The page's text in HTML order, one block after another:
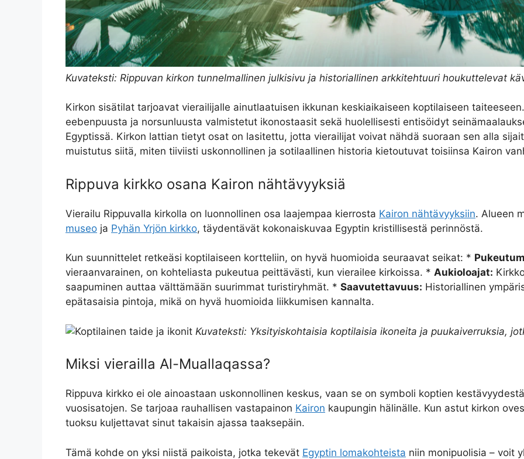
Kuvateksti: Rippuvan kirkon tunnelmallinen julkisivu ja historiallinen arkkitehtuuri houkuttelevat
Kirkon sisätilat tarjoavat vierailijalle ainutlaatuisen ikkunan keskiaikaiseen koptilaiseen
eebenpuusta ja norsunluusta valmistetut ikonostaasit sekä huolellisesti entisöidyt
Egyptissä. Kirkon lattian tietyt osat on lasitettu, jotta vierailijat voivat nähdä suoraan sen alla
muistutus siitä, miten tiiviisti uskonnollinen ja sotilaallinen historia kietoutuvat toisiinsa Kairon
Rippuva kirkko osana Kairon nähtävyyksiä
Vierailu Rippuvalla kirkolla on luonnollinen osa laajempaa kierrosta Kairon nähtävyyksiin. Alueen
museo ja Pyhän Yrjön kirkko, täydentävät kokonaiskuvaa Egyptin kristillisestä perinnöstä.
Kun suunnittelet retkeäsi koptilaiseen kortteliin, on hyvä huomioida seuraavat seikat: *
vieraanvarainen, on kohteliasta pukeutua peittävästi, kun vierailee kirkoissa. * Aukioloajat:
saapuminen auttaa välttämään suurimmat turistiryhmät. * Saavutettavuus: Historiallinen
epätasaisia pintoja, mikä on hyvä huomioida liikkumisen kannalta.
Kuvateksti: Yksityiskohtaisia koptilaisia ikoneita ja puukaiverruksia,
Miksi vierailla Al-Muallaqassa?
Rippuva kirkko ei ole ainoastaan uskonnollinen keskus, vaan se on symboli koptien
vuosisatojen. Se tarjoaa rauhallisen vastapainon Kairon kaupungin hälinälle. Kun astut kirkon
tuoksu kuljettavat sinut takaisin ajassa taaksepäin.
Tämä kohde on yksi niistä paikoista, jotka tekevät Egyptin lomakohteista niin monipuolisia – voit